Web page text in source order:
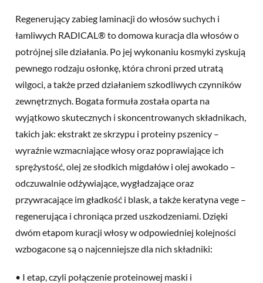
Regenerujący zabieg laminacji do włosów suchych i
łamliwych RADICAL® to domowa kuracja dla włosów o
potrójnej sile działania. Po jej wykonaniu kosmyki zyskują
pewnego rodzaju osłonkę, która chroni przed utratą
wilgoci, a także przed działaniem szkodliwych czynników
zewnętrznych. Bogata formuła została oparta na
wyjątkowo skutecznych i skoncentrowanych składnikach,
takich jak: ekstrakt ze skrzypu i proteiny pszenicy –
wyraźnie wzmacniające włosy oraz poprawiające ich
sprężystość, olej ze słodkich migdałów i olej awokado –
odczuwalnie odżywiające, wygładzające oraz
przywracające im gładkość i blask, a także keratyna vege –
regenerująca i chroniąca przed uszkodzeniami. Dzięki
dwóm etapom kuracji włosy w odpowiedniej kolejności
wzbogacone są o najcenniejsze dla nich składniki:
• I etap, czyli połączenie proteinowej maski i